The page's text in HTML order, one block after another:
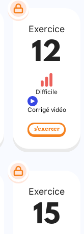
Exercice
12
Difficile
Corrigé vidéo
s'exercer
Exercice
15